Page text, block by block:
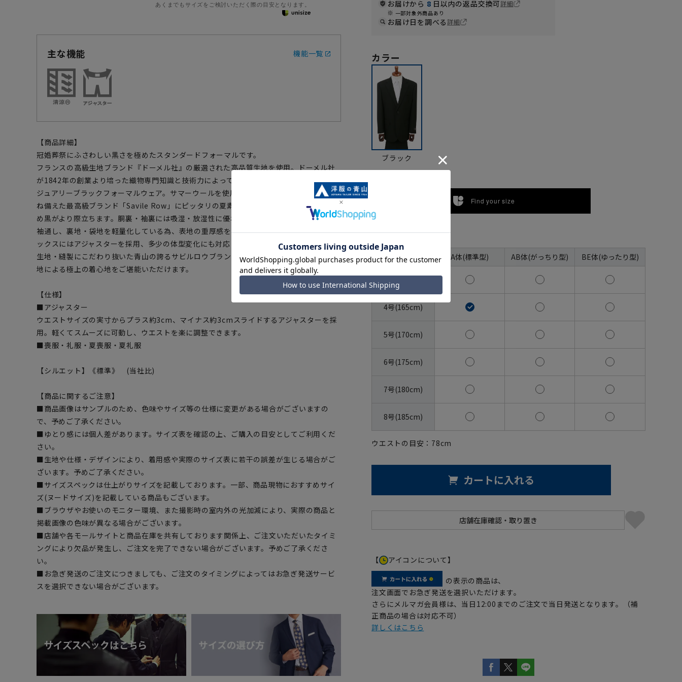
あくまでもサイズをご検討いただく際の目安となります。
主な機能 機能一覧
【商品詳細】
冠婚葬祭にふさわしい黒さを極めたスタンダードフォーマルです。
フランスの高級生地ブランド『ドーメル社』の厳選された高品質生地を使用。ドーメル社
が1842年の創業より培った織物専門知識と技術力によって誕生した高貴な品格の香るラグ
ジュアリーブラックフォーマルウェア。サマーウールを使用しつつ、重厚感・高級感も兼
ね備えた最高級ブランド「Savile Row」にピッタリの夏素材で、濃染加工を施しているた
め黒がより際立ちます。胴裏・袖裏には吸湿・放湿性に優れたキュプラを使用し滑らかな
袖通し、裏地・袋地を軽量化している為、表地の重厚感を残しながらも軽い着心地。スラ
ックスにはアジャスターを採用、多少の体型変化にも対応します。
生地・縫製にこだわり抜いた青山の誇るサビルロウブランドと、ドーメルの最高品質の生
地による極上の着心地をご堪能いただけます。
【仕様】
■アジャスター
ウエストサイズの実寸からプラス約3cm、マイナス約3cmスライドするアジャスターを採
用。軽くてスムーズに可動し、ウエストを楽に調整できます。
■喪服・礼服・夏喪服・夏礼服
【シルエット】《標準》 (当社比)
【商品に関するご注意】
■商品画像はサンプルのため、色味やサイズ等の仕様に変更がある場合がございますの
で、予めご了承ください。
■ゆとり感には個人差があります。サイズ表を確認の上、ご購入の目安としてご利用くだ
さい。
■生地や仕様・デザインにより、着用感や実際のサイズ表に若干の誤差が生じる場合がご
ざいます。予めご了承ください。
■サイズスペックは仕上がりサイズを記載しております。一部、商品現物におすすめサイ
ズ(ヌードサイズ)を記載している商品もございます。
■ブラウザやお使いのモニター環境、また撮影時の室内外の光加減により、実際の商品と
掲載画像の色味が異なる場合がございます。
■店舗や各モールサイトと商品在庫を共有しております関係上、ご注文いただいたタイミ
ングにより欠品が発生し、ご注文を完了できない場合がございます。予めご了承くださ
い。
■お急ぎ発送のご注文につきましても、ご注文のタイミングによってはお急ぎ発送サービ
スを選択できない場合がございます。
お届けから 8 日以内の返品交換可詳細
一部対象外商品あり
お届け日を調べる詳細
カラー
ブラック
Find your size
サイズ
号数（身長） A体(標準型) AB体(がっちり型) BE体(ゆったり型)
4号(165cm)
5号(170cm)
6号(175cm)
7号(180cm)
8号(185cm)
ウエストの目安： 78cm
カートに入れる
【 アイコンについて】
の表示の商品は、
注文画面でお急ぎ発送を選択いただけます。
さらにメルマガ会員様は、当日12:00までのご注文で当日発送となります。（補
正商品の場合は対応不可）
詳しくはこちら